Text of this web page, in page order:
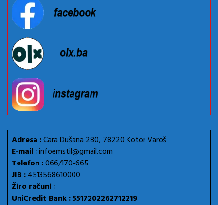
Adresa :Cara Dušana 280, 78220 Kotor Varoš
E-mail :infoemstil@gmail.com
Telefon :066/170-665
JIB :4513568610000
Žiro računi :
UniCredit Bank : 5517202262712219